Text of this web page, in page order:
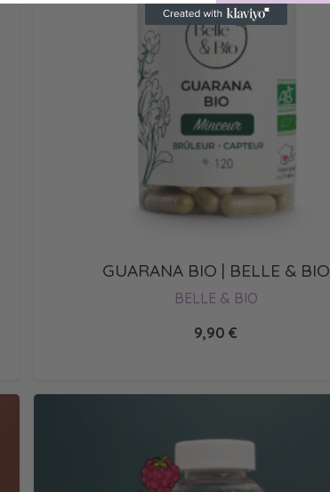
GUARANA BIO | BELLE & BIO
BELLE & BIO
9,90€